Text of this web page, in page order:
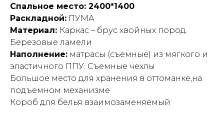
Спальное место: 2400*1400
Раскладной: ПУМА
Материал: Каркас – брус хвойных пород.
Березовые ламели
Наполнение: матрасы (съемные) из мягкого и
эластичного ППУ. Съемные чехлы
Большое место для хранения в оттоманке,на
подъемном механизме
Короб для белья взаимозаменяемый